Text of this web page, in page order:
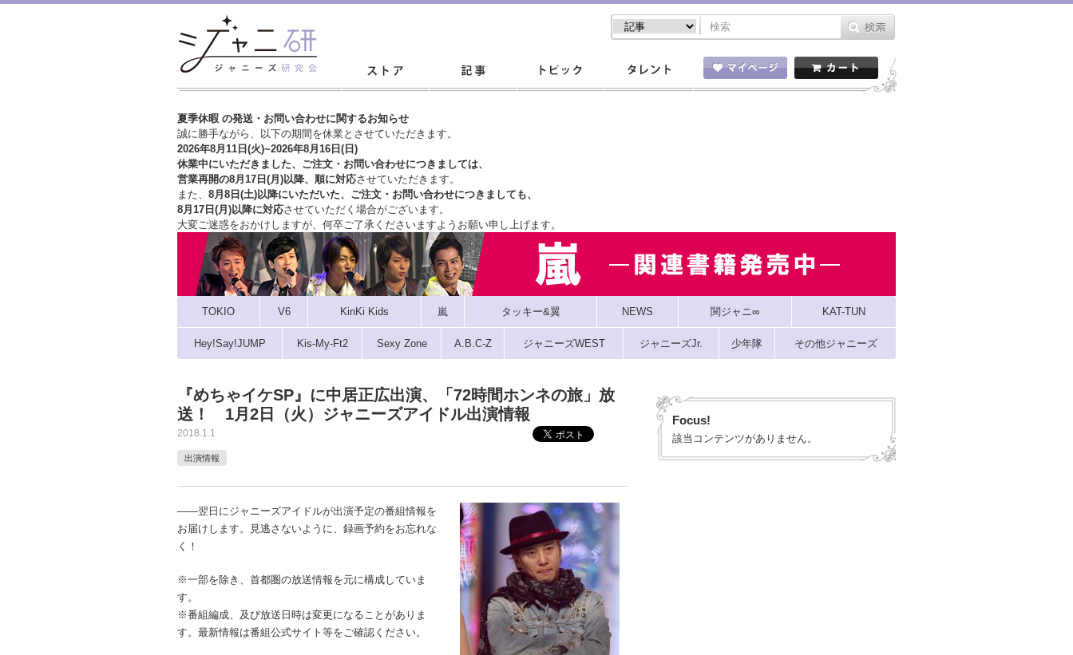
夏季休暇 の発送・お問い合わせに関するお知らせ
誠に勝手ながら、以下の期間を休業とさせていただきます。
2026年8月11日(火)~2026年8月16日(日)
休業中にいただきました、ご注文・お問い合わせにつきましては、
営業再開の8月17日(月)以降、順に対応させていただきます。
また、 8月8日(土)以降にいただいた、ご注文・ お問い合わせにつきましても、
8月17日(月)以降に対応させていただく場合がございます。
大変ご迷惑をおかけしますが、 何卒ご了承くださいますようお願い申し上げます。
TOKIO V6 KinKi Kids 嵐 タッキー&翼 NEWS 関ジャニ∞ KAT-TUN
Hey!Say!JUMP Kis-My-Ft2 Sexy Zone A.B.C-Z ジャニーズWEST ジャニーズJr. 少年隊 その他ジャニーズ
『めちゃイケSP』に中居正広出演、「72時間ホンネの旅」放
送！ 1月2日（火）ジャニーズアイドル出演情報
2018.1.1
出演情報
――翌日にジャニーズアイドルが出演予定の番組情報を
お届けします。見逃さないように、録画予約をお忘れな
く！
※一部を除き、首都圏の放送情報を元に構成していま
す。
※番組編成、及び放送日時は変更になることがありま
す。最新情報は番組公式サイト等をご確認ください。
Focus!
該当コンテンツがありません。